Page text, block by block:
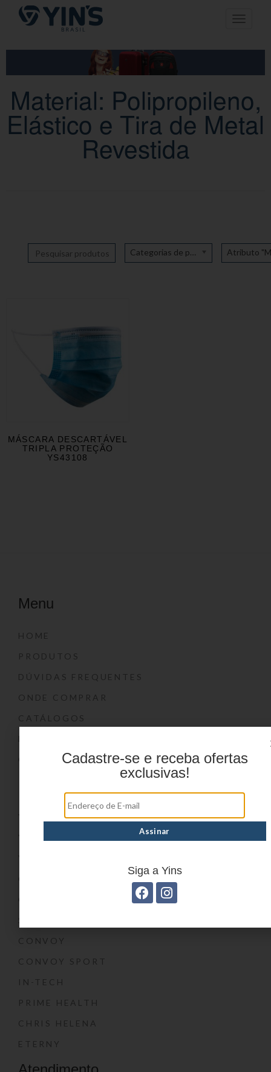
Pular
para
conteúdo
Toggle
Material: Polipropileno,
Elástico e Tira de Metal
Revestida
Categorias de produto
MÁSCARA DESCARTÁVEL
TRIPLA PROTEÇÃO
YS43108
Menu
HOME
PRODUTOS
DÚVIDAS FREQUENTES
ONDE COMPRAR
CATÁLOGOS
BLOG
CONTATO
CONVOY
CONVOY SPORT
IN-TECH
PRIME HEALTH
CHRIS HELENA
ETERNY
Cadastre-se e receba ofertas
exclusivas!
Siga a Yins